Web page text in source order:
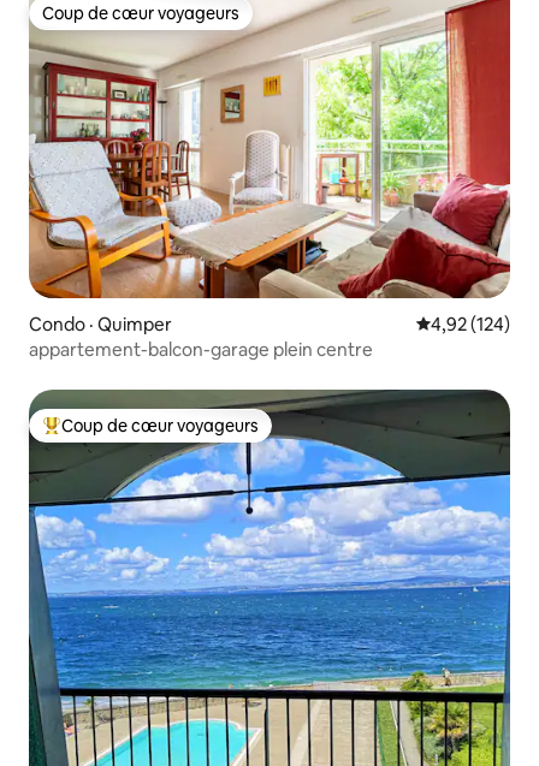
Coup de cœur voyageurs
Coup de cœur voyageurs
Condo · Quimper Note
4,92 (124)
appartement-balcon-garage plein centre
Coup de cœur voyageurs parmi les plus aimés
Coup de cœur voyageurs